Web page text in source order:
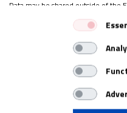
reivindicar lo sagrado y
un acto disidente.
Una ausencia
La misa tenía que
Data may be shared outside of the
Your consent and the cookie
View Partner List (1 IAB
We use your data for the following
IAB processing purposes: